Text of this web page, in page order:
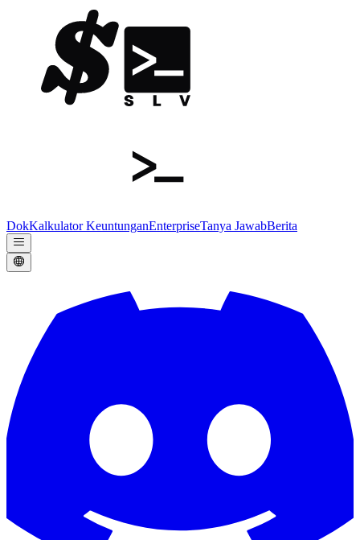
DokKalkulator KeuntunganEnterpriseTanya JawabBerita